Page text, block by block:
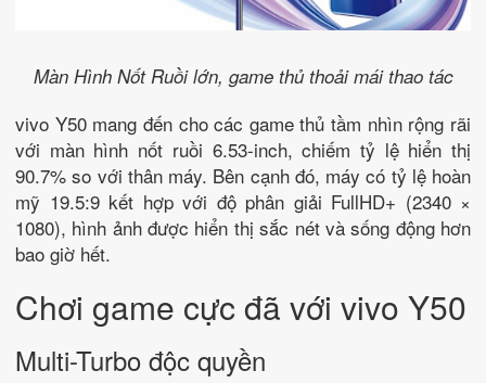
Màn Hình Nốt Ruồi lớn, game thủ thoải mái thao tác
vivo Y50 mang đến cho các game thủ tầm nhìn rộng rãi
với màn hình nốt ruồi 6.53-inch, chiếm tỷ lệ hiển thị
90.7% so với thân máy. Bên cạnh đó, máy có tỷ lệ hoàn
mỹ 19.5:9 kết hợp với độ phân giải FullHD+ (2340 ×
1080), hình ảnh được hiển thị sắc nét và sống động hơn
bao giờ hết.
Chơi game cực đã với vivo Y50
Multi-Turbo độc quyền